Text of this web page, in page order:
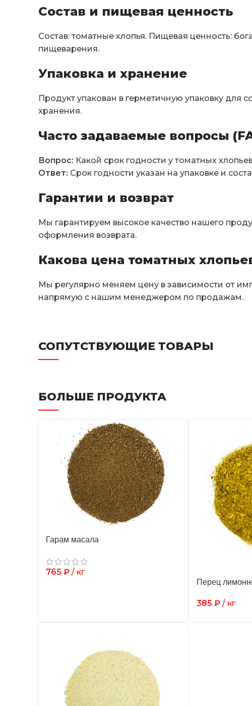
Состав и пищевая ценность
Состав: томатные хлопья. Пищевая ценность:
пищеварения.
Упаковка и хранение
Продукт упакован в герметичную упаковку для
хранения.
Часто задаваемые вопросы
Вопрос: Какой срок годности у томатных
Ответ: Срок годности указан на упаковке и
Гарантии и возврат
Мы гарантируем высокое качество нашего
оформления возврата.
Какова цена томатных
Мы регулярно меняем цену в зависимости от
напрямую с нашим менеджером по продажам.
СОПУТСТВУЮЩИЕ ТОВАРЫ
БОЛЬШЕ ПРОДУКТА
Гарам масала
765 ₽ / кг
Перец
385 ₽/ кг